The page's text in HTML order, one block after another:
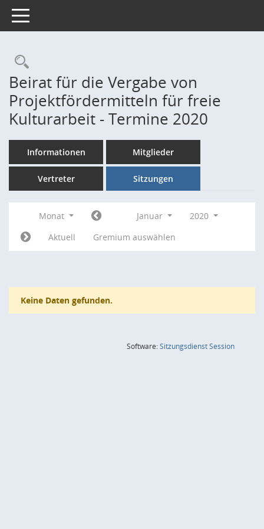
Toggle navigation
Rechercheauswahl
Beirat für die Vergabe von
Projektfördermitteln für freie
Kulturarbeit - Termine 2020
Informationen Mitglieder
Vertreter Sitzungen
Monat Januar
2020
Aktuell
Gremium auswählen
Keine Daten gefunden.
Software:SitzungsdienstSession(Wird in